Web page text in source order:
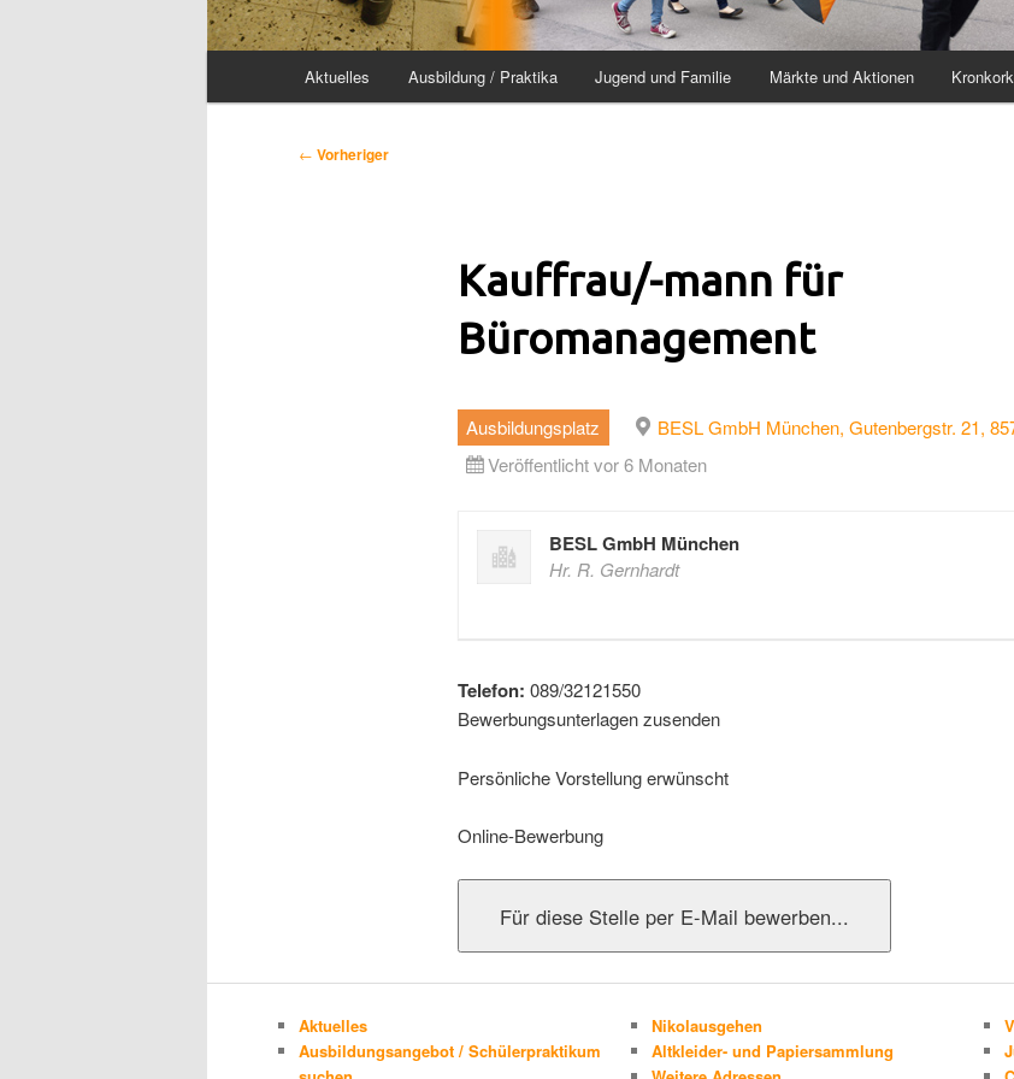
HauptmenüAktuelles Ausbildung / Praktika Jugend und Familie Märkte und Aktionen
Beitragsnavigation
← Vorheriger
Kauffrau/-mann für
Büromanagement
Ausbildungsplatz
BESL GmbH München, Gutenbergstr. 21,
Veröffentlicht vor 6 Monaten
BESL GmbH München
Hr. R. Gernhardt
Telefon: 089/32121550
Bewerbungsunterlagen zusenden
Persönliche Vorstellung erwünscht
Online-Bewerbung
Aktuelles
Ausbildungsangebot / Schülerpraktikum
Nikolausgehen
Altkleider- und Papiersammlung